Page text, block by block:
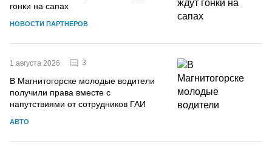
гонки на сапах
НОВОСТИ ПАРТНЕРОВ
1 августа 2026 3
В Магнитогорске молодые водители
получили права вместе с
напутствиями от сотрудников ГАИ
АВТО